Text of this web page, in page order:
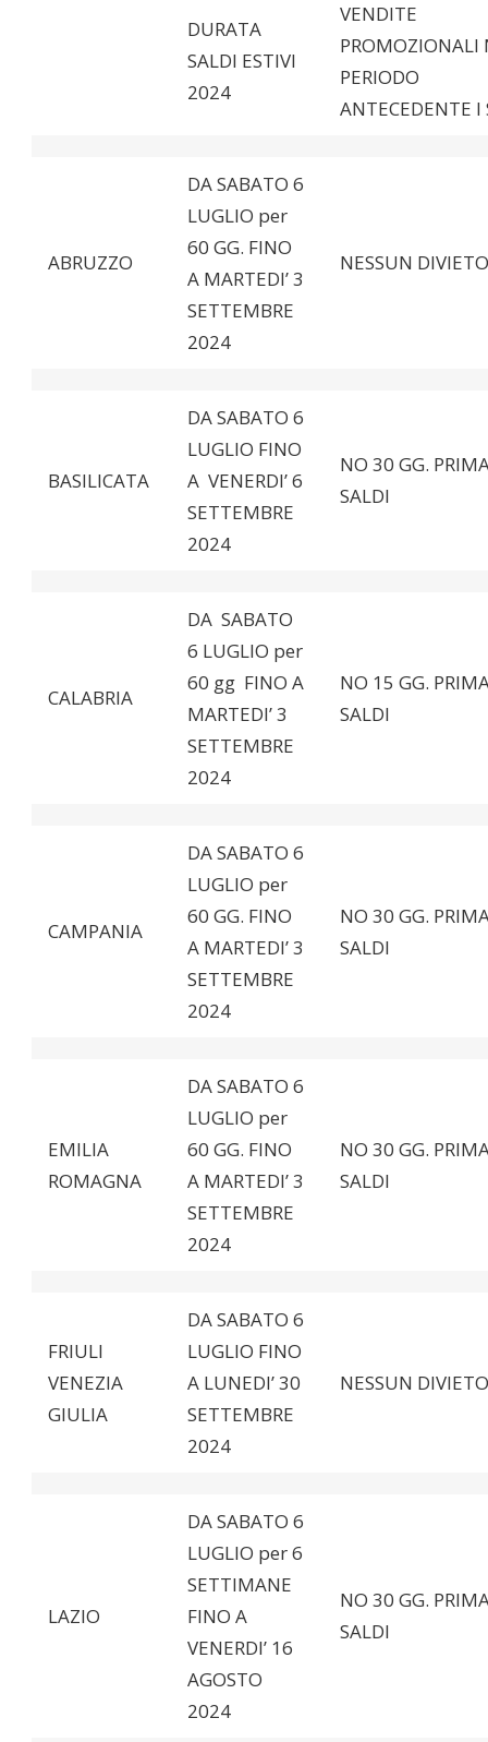
DURATA
SALDI ESTIVI
2024
VENDITE
PROMOZIONALI
PERIODO
ANTECEDENTE I
ABRUZZO
DA SABATO 6
LUGLIO per
60 GG. FINO
A MARTEDI’ 3
SETTEMBRE
2024
NESSUN DIVIETO
BASILICATA
DA SABATO 6
LUGLIO FINO
A VENERDI’ 6
SETTEMBRE
2024
NO 30 GG.
SALDI
CALABRIA
DA SABATO
6 LUGLIO per
60 gg FINO A
MARTEDI’ 3
SETTEMBRE
2024
NO 15 GG.
SALDI
CAMPANIA
DA SABATO 6
LUGLIO per
60 GG. FINO
A MARTEDI’ 3
SETTEMBRE
2024
NO 30 GG.
SALDI
EMILIA
ROMAGNA
DA SABATO 6
LUGLIO per
60 GG. FINO
A MARTEDI’ 3
SETTEMBRE
2024
NO 30 GG.
SALDI
FRIULI
VENEZIA
GIULIA
DA SABATO 6
LUGLIO FINO
A LUNEDI’ 30
SETTEMBRE
2024
NESSUN DIVIETO
LAZIO
DA SABATO 6
LUGLIO per 6
SETTIMANE
FINO A
VENERDI’ 16
AGOSTO
2024
NO 30 GG.
SALDI